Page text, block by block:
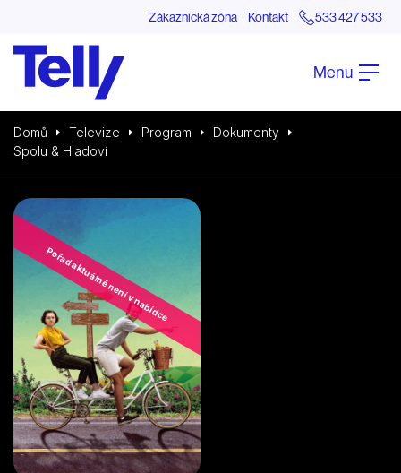
Zákaznická zóna Kontakt 533 427 533
Menu
Domů Televize Program
Dokumenty
Spolu & Hladoví
Pořad aktuálně není v nabídce